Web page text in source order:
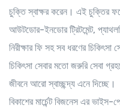
চুক্তি স্বাক্ষর করেন। এই চুক্তির
আউটডোর-ইনডোর ট্রিটমেন্ট,
নিরীক্ষার ফি সহ সব ধরণের চিকিৎসা
চিকিৎসা সেবার মতো জরুরি সেবা
জীবনে আরো স্বাচ্ছন্দ্য এনে
বিকাশের মার্চেন্ট বিজনেস এর ভাইস-